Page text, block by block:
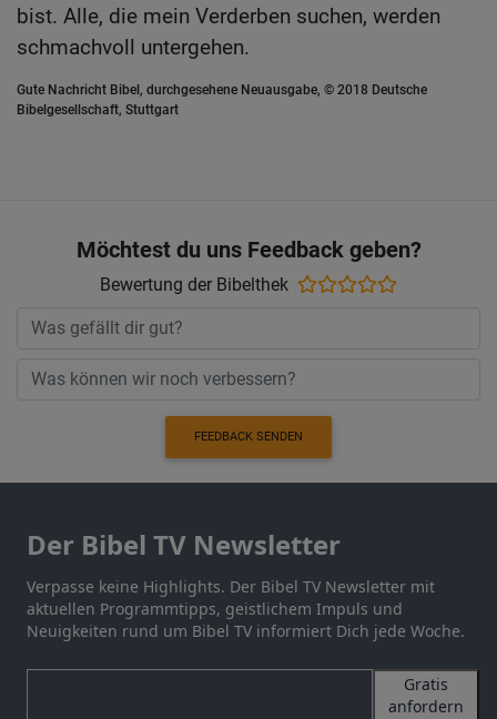
bist. Alle, die mein Verderben suchen, werden
schmachvoll untergehen.
Gute Nachricht Bibel, durchgesehene Neuausgabe, © 2018 Deutsche
Bibelgesellschaft, Stuttgart
Möchtest du uns Feedback geben?
Bewertung der Bibelthek
FEEDBACK SENDEN
Der Bibel TV Newsletter
Verpasse keine Highlights. Der Bibel TV Newsletter mit
aktuellen Programmtipps, geistlichem Impuls und
Neuigkeiten rund um Bibel TV informiert Dich jede Woche.
Gratis
anfordern